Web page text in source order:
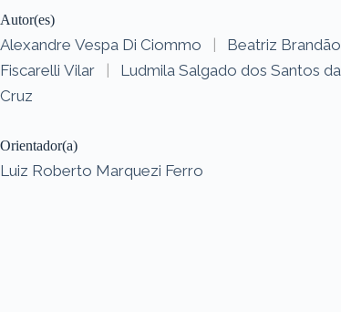
Autor(es)
Alexandre Vespa Di Ciommo |
Beatriz Brandão
Fiscarelli Vilar
|
Ludmila Salgado dos Santos da
Cruz
Orientador(a)
Luiz Roberto Marquezi Ferro